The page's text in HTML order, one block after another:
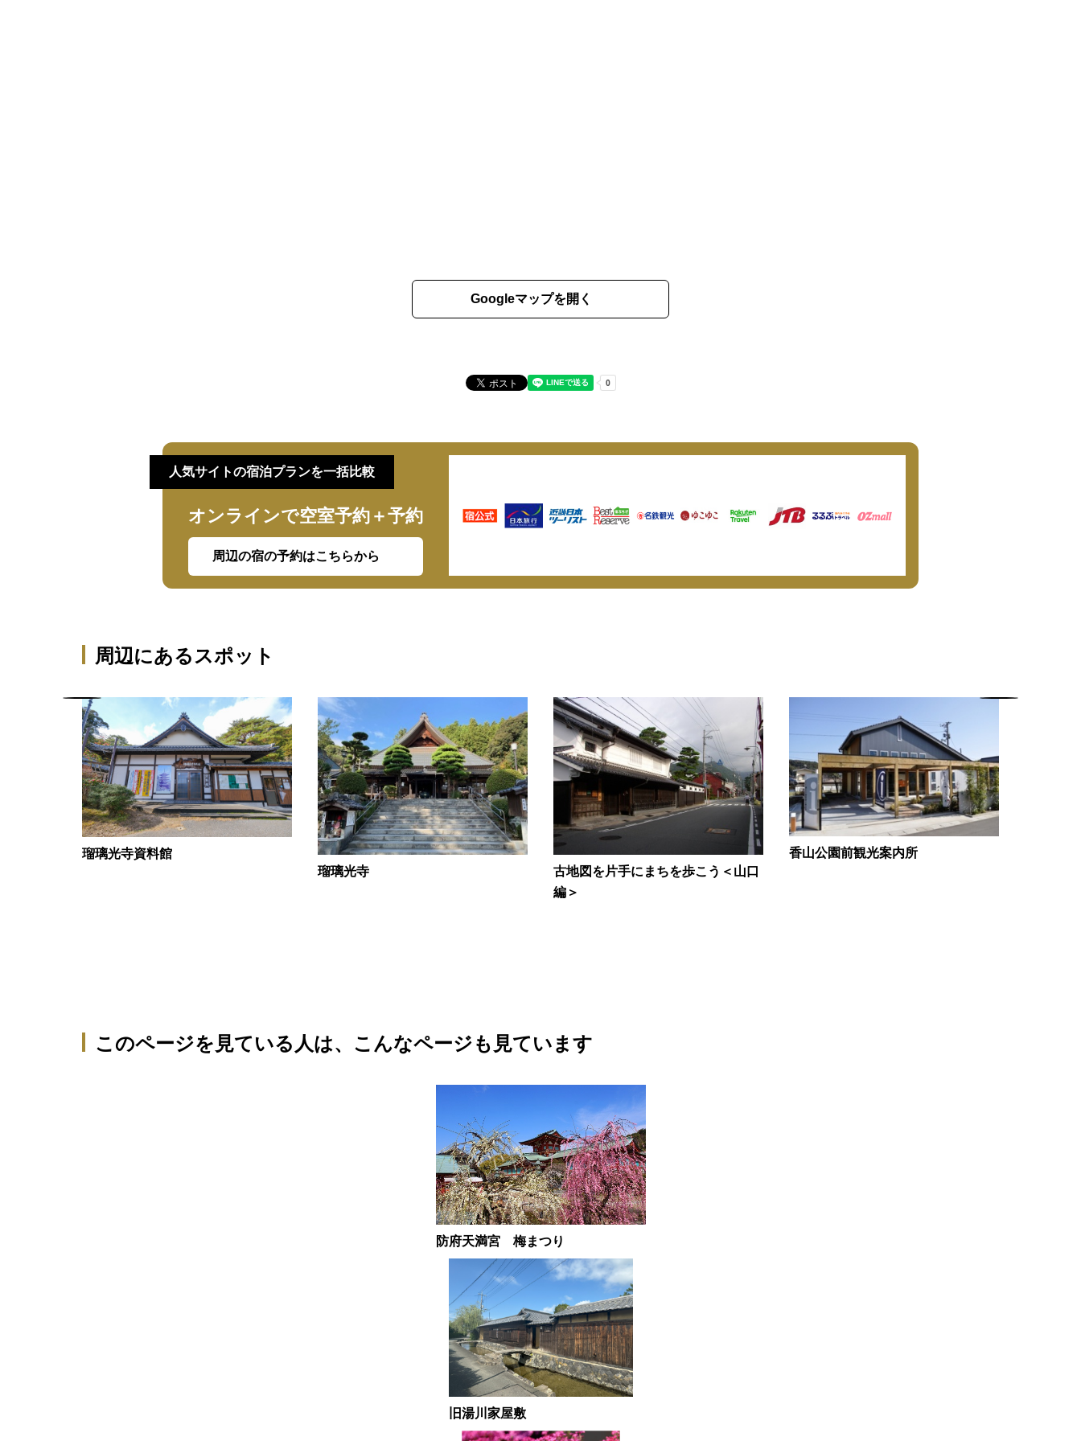
Googleマップを開く
人気サイトの宿泊プランを一括比較
オンラインで空室予約＋予約
周辺の宿の予約はこちらから
周辺にあるスポット
瑠璃光寺資料館
瑠璃光寺
古地図を片手にまちを歩こう＜山口
編＞
香山公園前観光案内所
このページを見ている人は、 こんなページも見ています
防府天満宮 梅まつり
旧湯川家屋敷